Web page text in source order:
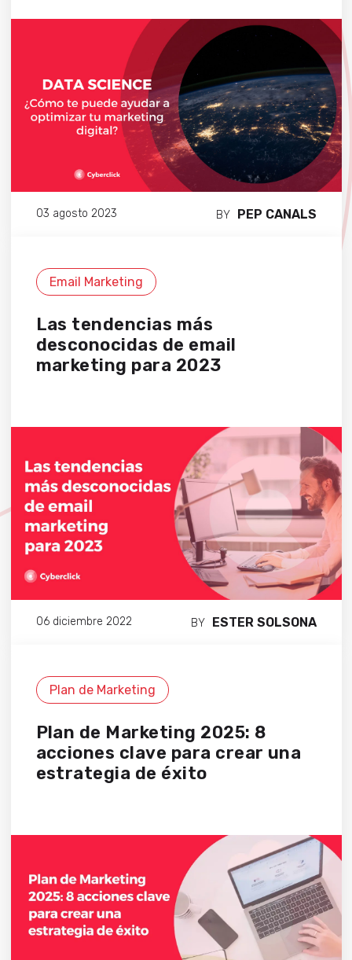
03 agosto 2023 BY PEP CANALS
Email Marketing
Las tendencias más
desconocidas de email
marketing para 2023
06 diciembre 2022 BY ESTER SOLSONA
Plan de Marketing
Plan de Marketing 2025: 8
acciones clave para crear una
estrategia de éxito